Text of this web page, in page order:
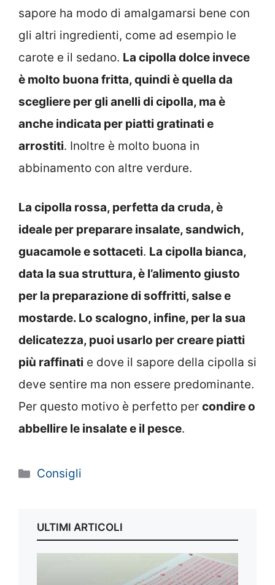
sapore ha modo di amalgamarsi bene con
gli altri ingredienti, come ad esempio le
carote e il sedano. La cipolla dolce invece
è molto buona fritta, quindi è quella da
scegliere per gli anelli di cipolla, ma è
anche indicata per piatti gratinati e
arrostiti. Inoltre è molto buona in
abbinamento con altre verdure.
La cipolla rossa, perfetta da cruda, è
ideale per preparare insalate, sandwich,
guacamole e sottaceti. La cipolla bianca,
data la sua struttura, è l’alimento giusto
per la preparazione di soffritti, salse e
mostarde. Lo scalogno, infine, per la sua
delicatezza, puoi usarlo per creare piatti
più raffinati e dove il sapore della cipolla si
deve sentire ma non essere predominante.
Per questo motivo è perfetto per condire o
abbellire le insalate e il pesce.
Categorie
Consigli
ULTIMI ARTICOLI